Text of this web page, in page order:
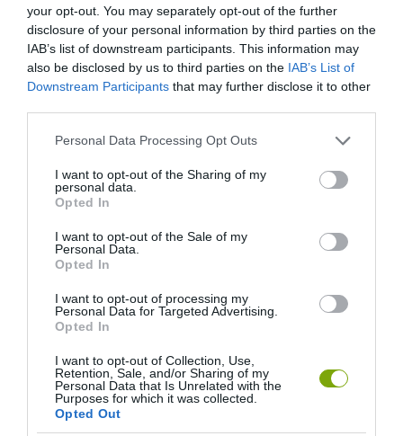
your opt-out. You may separately opt-out of the further
disclosure of your personal information by third parties on the
IAB’s list of downstream participants. This information may
also be disclosed by us to third parties on the IAB’s List of
Downstream Participants that may further disclose it to other
Please note that this website/app uses one or more Google
not limited to your visit or usage behaviour. You may click to
grant or deny consent to Google and its third-party tags to
use your data for below specified purposes in below Google
consent section.
Personal Data Processing Opt Outs
I want to opt-out of the Sharing of my
personal data.
Opted In
I want to opt-out of the Sale of my
Personal Data.
Opted In
I want to opt-out of processing my
Personal Data for Targeted Advertising.
Opted In
I want to opt-out of Collection, Use,
Retention, Sale, and/or Sharing of my
Personal Data that Is Unrelated with the
Purposes for which it was collected.
Opted Out
HŐKUPOLA MAGYARORSZÁG
FELETT: MI EZ A LÁTHATATLAN
ALATTA A TERMÉSZETTEL?
2026-08-03
NEM CSAK A RITKASÁGOK
PILLANGÓK CSENDES
2026-08-03